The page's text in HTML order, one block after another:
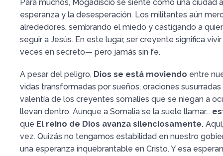
Para muchos, Mogadiscio se siente como una ciudad
esperanza y la desesperación. Los militantes aún
alrededores, sembrando el miedo y castigando a
seguir a Jesús. En este lugar, ser creyente significa
veces en secreto— pero jamás sin fe.
A pesar del peligro, Dios se está moviendo entre
vidas transformadas por sueños, oraciones
valentía de los creyentes somalíes que se niegan a
llevan dentro. Aunque a Somalia se la suele llamar...
que El reino de Dios avanza silenciosamente.
vez. Quizás no tengamos estabilidad en nuestro
una esperanza inquebrantable en Cristo. Y esa